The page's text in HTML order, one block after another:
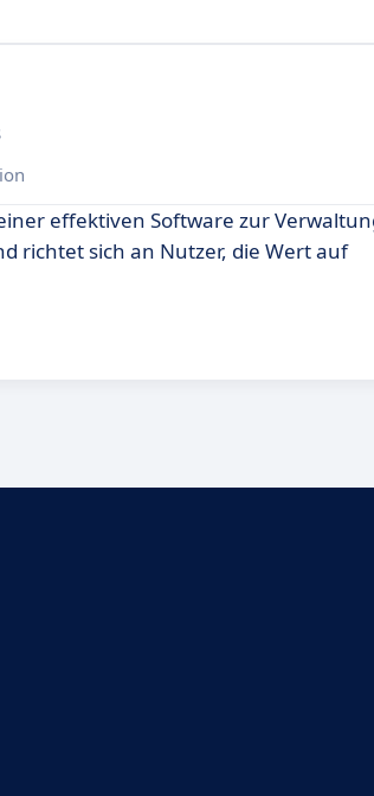
effektiven Software zur
richtet sich an Nutzer, die Wert auf